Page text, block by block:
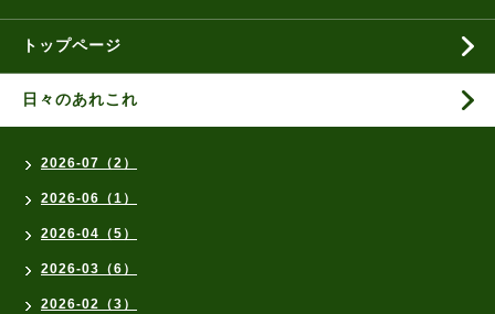
トップページ
日々のあれこれ
2026-07（2）
2026-06（1）
2026-04（5）
2026-03（6）
2026-02（3）